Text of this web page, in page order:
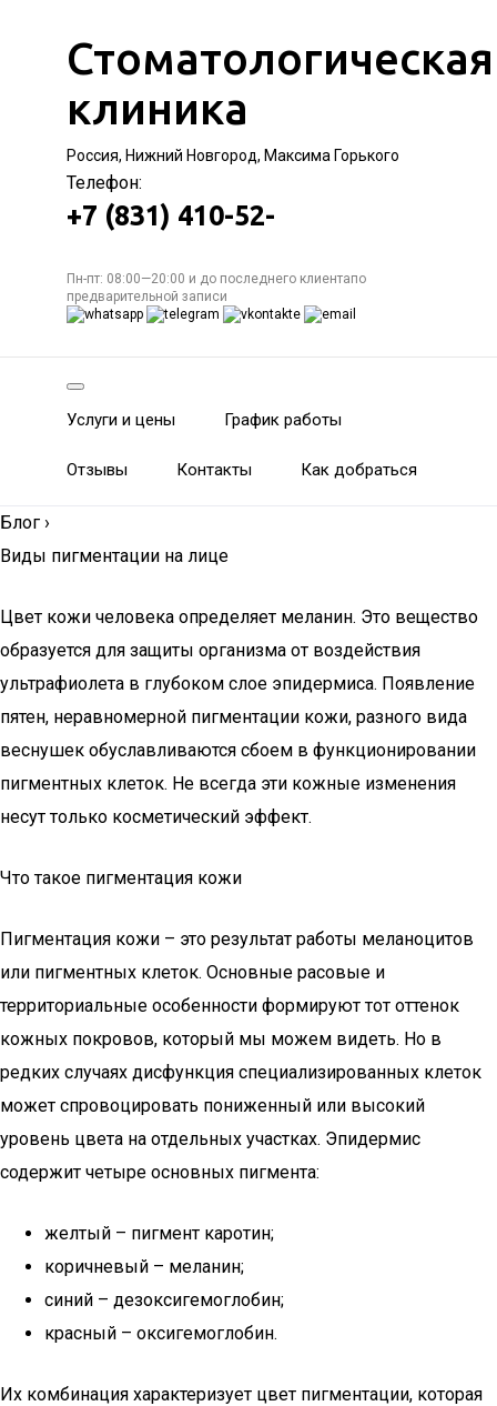
Стоматологическая
клиника
Россия, Нижний Новгород, Максима Горького
Телефон:
+7 (831) 410-52-
Пн-пт: 08:00—20:00 и до последнего клиентапо
предварительной записи
Услуги и цены График работы
Отзывы Контакты Как добраться
Блог ›
Виды пигментации на лице
Цвет кожи человека определяет меланин. Это вещество
образуется для защиты организма от воздействия
ультрафиолета в глубоком слое эпидермиса. Появление
пятен, неравномерной пигментации кожи, разного вида
веснушек обуславливаются сбоем в функционировании
пигментных клеток. Не всегда эти кожные изменения
несут только косметический эффект.
Что такое пигментация кожи
Пигментация кожи – это результат работы меланоцитов
или пигментных клеток. Основные расовые и
территориальные особенности формируют тот оттенок
кожных покровов, который мы можем видеть. Но в
редких случаях дисфункция специализированных клеток
может спровоцировать пониженный или высокий
уровень цвета на отдельных участках. Эпидермис
содержит четыре основных пигмента:
желтый – пигмент каротин;
коричневый – меланин;
синий – дезоксигемоглобин;
красный – оксигемоглобин.
Их комбинация характеризует цвет пигментации, которая